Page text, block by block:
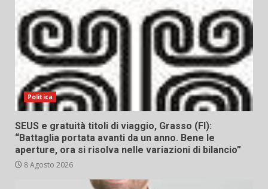
Politica
SEUS e gratuità titoli di viaggio, Grasso (FI):
“Battaglia portata avanti da un anno. Bene le
aperture, ora si risolva nelle variazioni di bilancio”
8 Agosto 2026